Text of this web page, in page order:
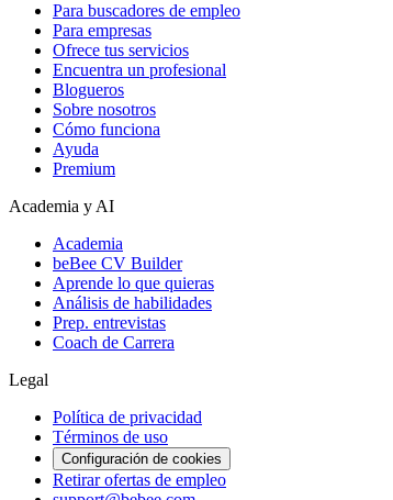
Para buscadores de empleo
Para empresas
Ofrece tus servicios
Encuentra un profesional
Blogueros
Sobre nosotros
Cómo funciona
Ayuda
Premium
Academia y AI
Academia
beBee CV Builder
Aprende lo que quieras
Análisis de habilidades
Prep. entrevistas
Coach de Carrera
Legal
Política de privacidad
Términos de uso
Configuración de cookies
Retirar ofertas de empleo